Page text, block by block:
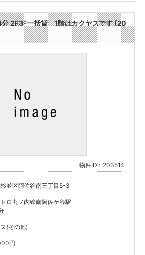
分 2F3F一括貸 1階はカクヤスです (20
物件ID：203514
並区阿佐谷南三丁目5-3
ロ丸ノ内線南阿佐ケ谷駅
(その他)
円